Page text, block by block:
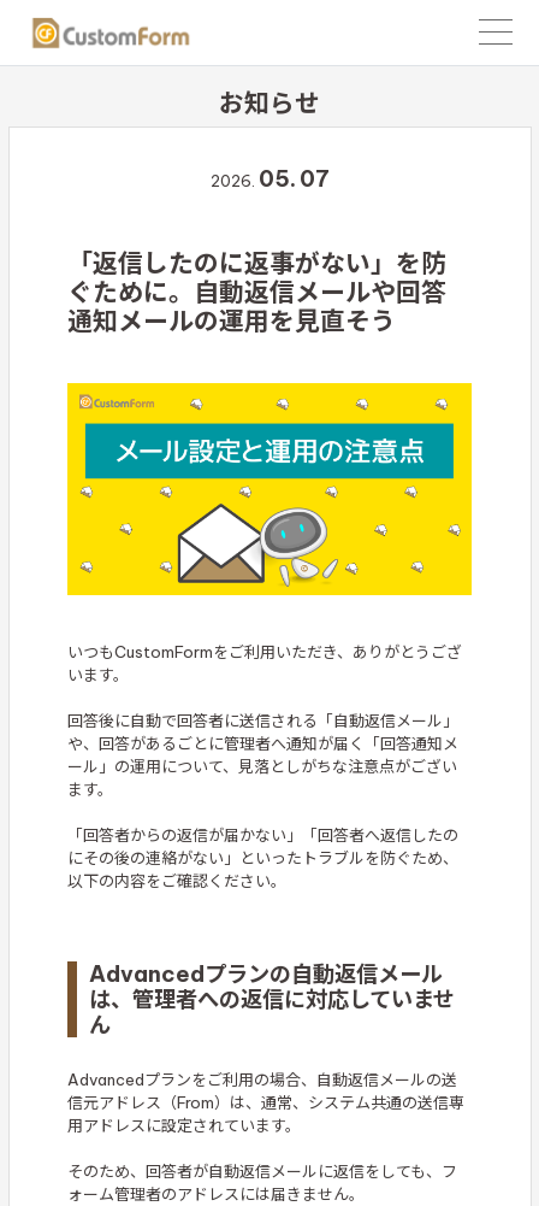
お知らせ
2026. 05. 07
「返信したのに返事がない」を防
ぐために。自動返信メールや回答
通知メールの運用を見直そう
いつもCustomFormをご利用いただき、ありがとうござ
います。
回答後に自動で回答者に送信される「自動返信メール」
や、回答があるごとに管理者へ通知が届く「回答通知メ
ール」の運用について、見落としがちな注意点がござい
ます。
「回答者からの返信が届かない」「回答者へ返信したの
にその後の連絡がない」といったトラブルを防ぐため、
以下の内容をご確認ください。
Advancedプランの自動返信メール
は、管理者への返信に対応していませ
ん
Advancedプランをご利用の場合、自動返信メールの送
信元アドレス（From）は、通常、システム共通の送信専
用アドレスに設定されています。
そのため、回答者が自動返信メールに返信をしても、フ
ォーム管理者のアドレスには届きません。